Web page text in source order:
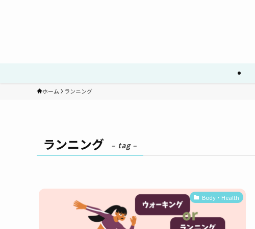
ホーム ランニング
ランニング – tag –
Body・Health